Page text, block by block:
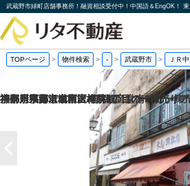
TOPページ > 物件検索 > - > 武蔵野市 > ＪＲ
福岡県福岡市城南区梅林2丁目の一棟売り
京都府京都市南区吉祥院観音堂南町の一棟
神奈川県海老名市上今泉6丁目の一棟売り
神奈川県藤沢市柄沢2丁目の